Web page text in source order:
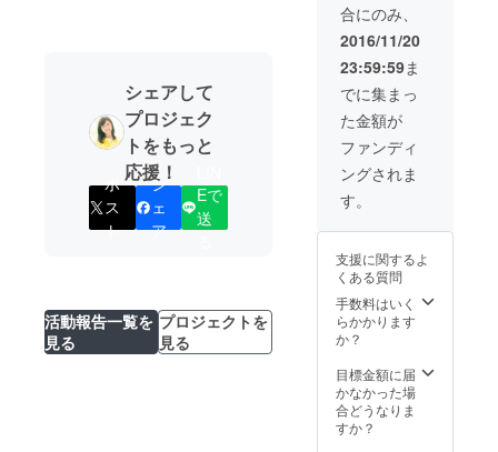
シェアして
プロジェク
トをもっと
応援！
ポ
ス
ト
シ
ェ
ア
Eで
送
活動報告一覧を
見る
プロジェクトを
見る
合にのみ、
2016/11/20
23:59:59ま
でに集まっ
た金額が
ファンディ
ングされま
す。
支援に関するよ
くある質問
手数料はいく
らかかります
か？
目標金額に届
かなかった場
合どうなりま
すか？